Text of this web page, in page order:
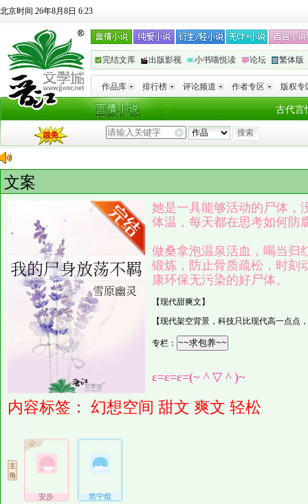
北京时间 26年8月8日 6:23
完结文库 出版影视 小书喵悦读 论坛 繁体版
作品库 排行榜 评论频道 作者专区 版权专
古代言
文案
她是一具能够活动的尸体，
体温，每天都在思考如何防
做桑拿泡温泉活血，喝当归
锻炼，防止骨质疏松，时刻
康环保无污染的好尸体。
【现代甜爽文】
【现代架空背景，科技只比现代高一点点
专栏：
ε=ε=ε=(~ ^ ▽ ^ )~
内容标签： 幻想空间 甜文 爽文 轻松
安步 简宁煊